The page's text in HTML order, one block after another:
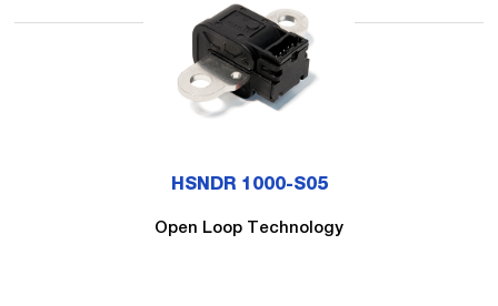
HSNDR 1000-S05
Open Loop Technology